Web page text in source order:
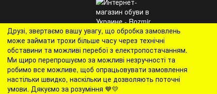
Друзі, звертаємо вашу увагу, що обробка замовлень
може займати трохи більше часу через технічні
обставини та можливі перебої з електропостачанням.
Ми щиро перепрошуємо за можливі незручності та
робимо все можливе, щоб опрацьовувати замовлення
настільки швидко, наскільки це дозволяють поточні
умови. Дякуємо за розуміння 💙💛